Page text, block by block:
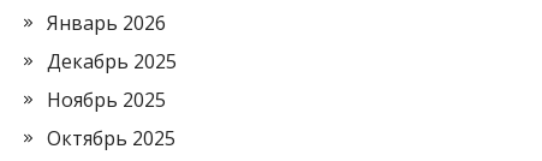
Январь 2026
Декабрь 2025
Ноябрь 2025
Октябрь 2025